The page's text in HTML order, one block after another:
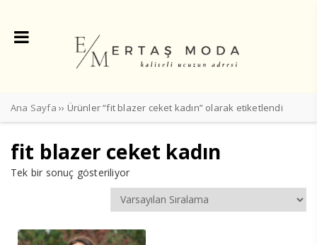
Ana Sayfa ›› Ürünler “fit blazer ceket kadın” olarak etiketlendi
fit blazer ceket kadın
Tek bir sonuç gösteriliyor